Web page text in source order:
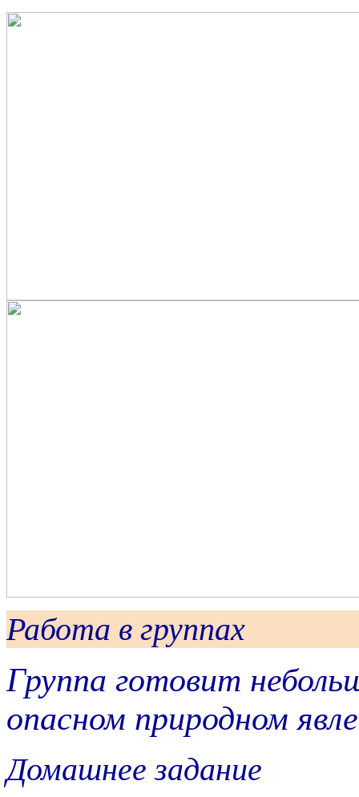
Работа в группах
Группа готовит
опасном природном
Домашнее задание